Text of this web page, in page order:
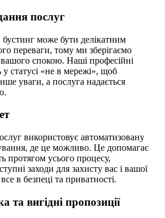
послуг
може бути делікатним
переваги, тому ми зберігаємо
спокою. Наші професійні
статусі «не в мережі», щоб
уваги, а послуга надається
використовує автоматизовану
де це можливо. Це допомагає
протягом усього процесу,
заходи для захисту вас і вашої
в безпеці та приватності.
та вигідні пропозиції